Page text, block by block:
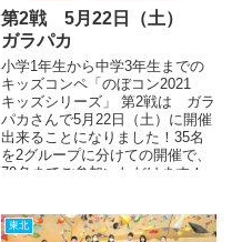
第2戦 5月22日（土）
ガラパカ
小学1年生から中学3年生までの
キッズコンペ「のぼコン2021
キッズシリーズ」 第2戦は ガラ
パカさんで5月22日（土）に開催
出来ることになりました！35名
を2グループに分けての開催で、
70名までご参加いただけます！
東北